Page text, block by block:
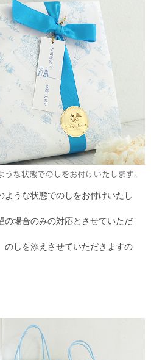
ような状態でのしをお付けいたし
場合のみの対応とさせていただ
のしを添えさせていただきますの